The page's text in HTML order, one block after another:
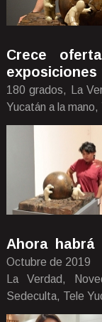
Crece
exposiciones
180 grados, La
Yucatán a la
Ahora habrá
Octubre de 2019
La Verdad,
Sedeculta, Tele